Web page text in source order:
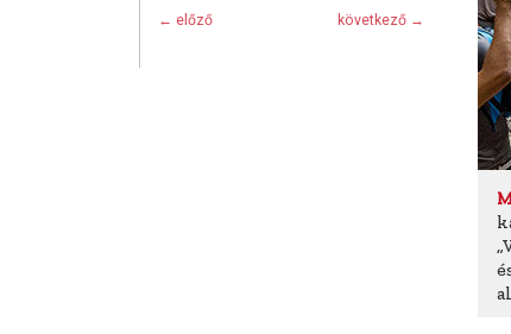
← előző következő →